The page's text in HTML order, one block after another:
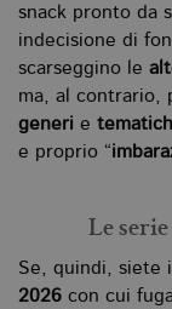
snack pronto da
indecisione di
scarseggino le
ma, al contrario,
generi e
e proprio “
Le
Se, quindi, siete
2026 con cui